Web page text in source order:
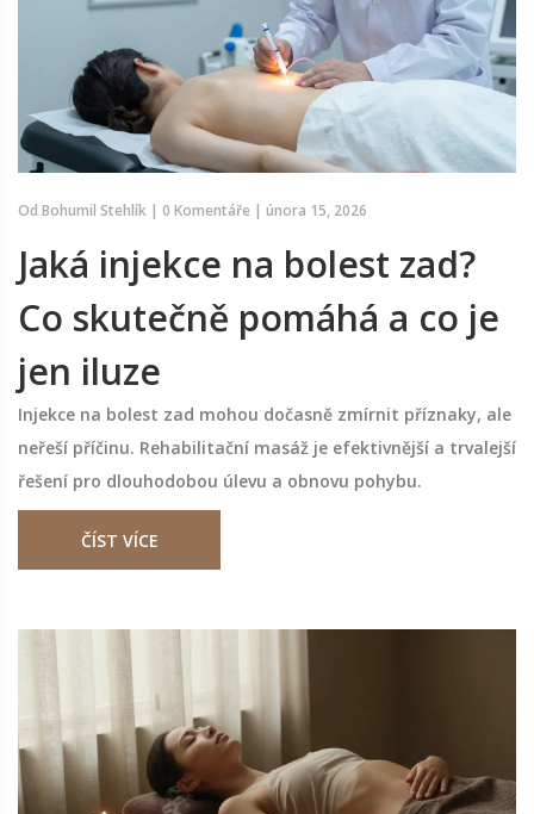
Od Bohumil Stehlík | 0 Komentáře | února 15, 2026
Jaká injekce na bolest zad?
Co skutečně pomáhá a co je
jen iluze
Injekce na bolest zad mohou dočasně zmírnit příznaky, ale
neřeší příčinu. Rehabilitační masáž je efektivnější a trvalejší
řešení pro dlouhodobou úlevu a obnovu pohybu.
ČÍST VÍCE